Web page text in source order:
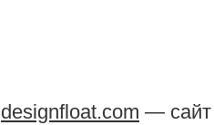
designfloat.com — сайт